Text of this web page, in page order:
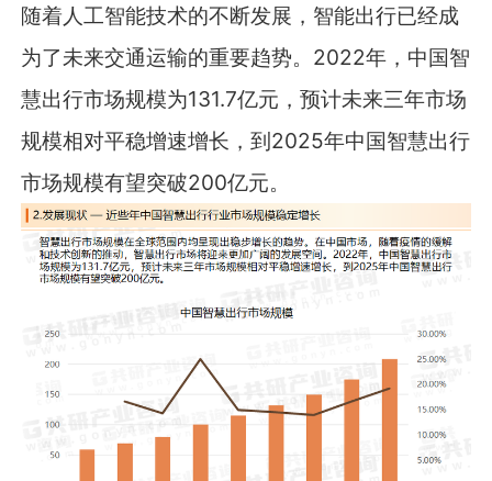
随着人工智能技术的不断发展，智能出行已经成
为了未来交通运输的重要趋势。2022年，中国智
慧出行市场规模为131.7亿元，预计未来三年市场
规模相对平稳增速增长，到2025年中国智慧出行
市场规模有望突破200亿元。